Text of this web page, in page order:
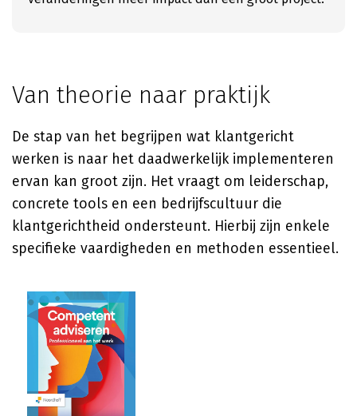
Van theorie naar praktijk
De stap van het begrijpen wat klantgericht
werken is naar het daadwerkelijk implementeren
ervan kan groot zijn. Het vraagt om leiderschap,
concrete tools en een bedrijfscultuur die
klantgerichtheid ondersteunt. Hierbij zijn enkele
specifieke vaardigheden en methoden essentieel.